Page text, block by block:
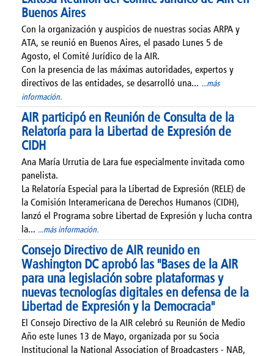
Buenos Aires
Con la organización y auspicios de nuestras socias ARPA y
ATA, se reunió en Buenos Aires, el pasado Lunes 5 de
Agosto, el Comité Jurídico de la AIR.
Con la presencia de las máximas autoridades, expertos y
directivos de las entidades, se desarrolló una... ...más
información.
AIR participó en Reunión de Consulta de la
Relatoría para la Libertad de Expresión de
CIDH
Ana María Urrutia de Lara fue especialmente invitada como
panelista.
La Relatoría Especial para la Libertad de Expresión (RELE) de
la Comisión Interamericana de Derechos Humanos (CIDH),
lanzó el Programa sobre Libertad de Expresión y lucha contra
la... ...más información.
Consejo Directivo de AIR reunido en
Washington DC aprobó las "Bases de la AIR
para una legislación sobre plataformas y
nuevas tecnologías digitales en defensa de la
Libertad de Expresión y la Democracia"
El Consejo Directivo de la AIR celebró su Reunión de Medio
Año este lunes 13 de Mayo, organizada por su Socia
Institucional la National Association of Broadcasters - NAB,